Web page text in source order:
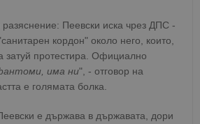
разяснение: Пеевски иска чрез ДПС -
кордон" около него, които,
протестира. Официално
има ни", - отговор на
е голямата болка.
е държава в държавата, дори